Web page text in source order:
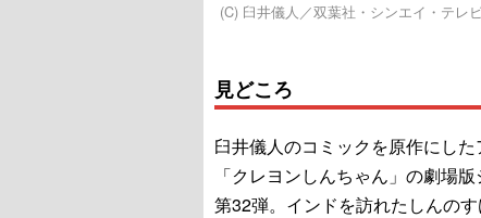
(C) 臼井儀人／双葉社・シンエイ・テレ
見どころ
臼井儀人のコミックを原作にした
「クレヨンしんちゃん」の劇場
第32弾。インドを訪れたしんの